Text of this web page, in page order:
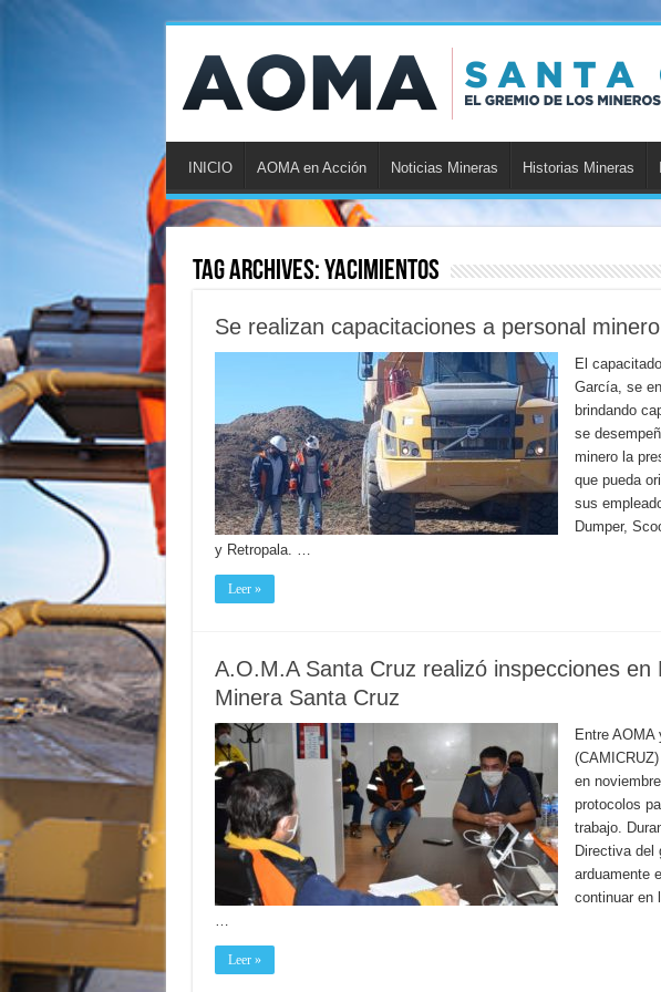
INICIO AOMA en Acción Noticias Mineras Historias Mineras
Tag Archives:yacimientos
Se realizan capacitaciones a personal
El
García, se
brindando
se
minero la
que pueda
sus
Dumper,
y Retropala. …
Leer »
A.O.M.A Santa Cruz realizó inspecciones
Minera Santa Cruz
Entre AOMA
en
protocolos
trabajo.
Directiva del
arduamente
continuar en
…
Leer »